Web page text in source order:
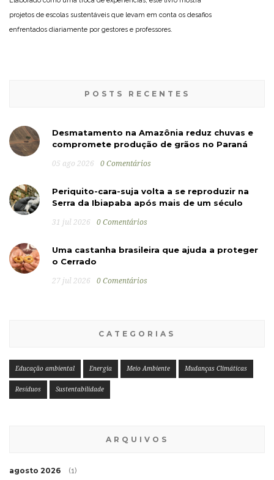
projetos de escolas sustentáveis que levam em conta os desafios
enfrentados diariamente por gestores e professores.
POSTS RECENTES
Desmatamento na Amazônia reduz chuvas e
compromete produção de grãos no Paraná
05 ago 2026 0 Comentários
Periquito-cara-suja volta a se reproduzir na
Serra da Ibiapaba após mais de um século
31 jul 2026 0 Comentários
Uma castanha brasileira que ajuda a proteger
o Cerrado
27 jul 2026 0 Comentários
CATEGORIAS
Educação ambiental Energia Meio Ambiente Mudanças Climáticas
Resíduos Sustentabilidade
ARQUIVOS
agosto 2026 (1)